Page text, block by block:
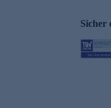
Sicher